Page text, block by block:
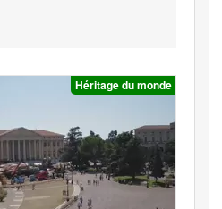
Héritage du monde